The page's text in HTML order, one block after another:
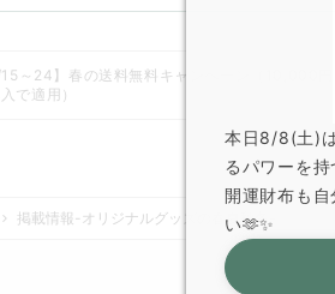
15～24】春の送料無料キャンペーン（10,000円
で適用）
掲載情報-オリジナルグッズの春夏秋冬-
本日8/8(土)
るパワーを持
開運財布も
い🫶✨